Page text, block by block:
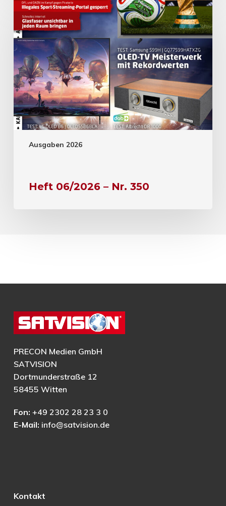
Ausgaben 2026
Heft 06/2026 – Nr. 350
PRECON Medien GmbH
SATVISION
Dortmunderstraße 12
58455 Witten
Fon: +49 2302 28 23 3 0
E-Mail: info@satvision.de
Kontakt